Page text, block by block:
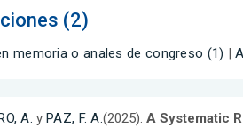
(2)
memoria o anales de congreso (1) |
A. y PAZ, F. A. (2025). A Systematic